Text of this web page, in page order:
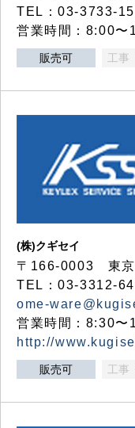
TEL：03-3733-
営業時間：8:00〜
販売可 工事
(株)クギセイ
〒166-0003 東京
TEL：03-3312-
ome-
営業時間：8:30〜
http://
販売可 工事